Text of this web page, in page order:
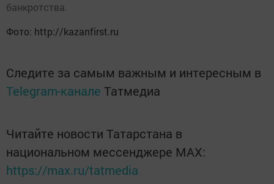
банкротства.
Фото: http://kazanfirst.ru
Следите за самым важным и интересным в
Telegram-канале Татмедиа
Читайте новости Татарстана в
национальном мессенджере MАХ:
https://max.ru/tatmedia